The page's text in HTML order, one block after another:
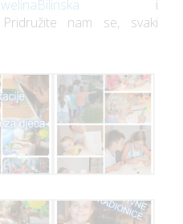
i
nam se, svaki